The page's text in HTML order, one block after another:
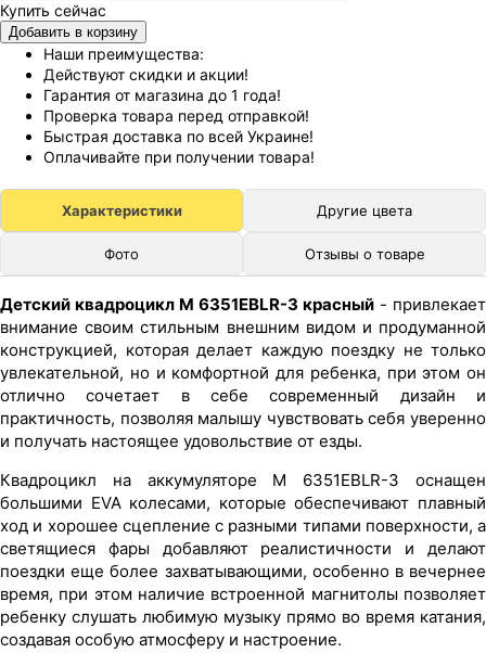
Добавить в корзину
Наши преимущества:
Действуют скидки и акции!
Гарантия от магазина до 1 года!
Проверка товара перед отправкой!
Быстрая доставка по всей Украине!
Оплачивайте при получении товара!
Характеристики Другие цвета
Фото Отзывы о товаре
Детский квадроцикл M 6351EBLR-3 красный - привлекает
внимание своим стильным внешним видом и продуманной
конструкцией, которая делает каждую поездку не только
увлекательной, но и комфортной для ребенка, при этом он
отлично сочетает в себе современный дизайн и
практичность, позволяя малышу чувствовать себя уверенно
и получать настоящее удовольствие от езды.
Квадроцикл на аккумуляторе M 6351EBLR-3 оснащен
большими EVA колесами, которые обеспечивают плавный
ход и хорошее сцепление с разными типами поверхности, а
светящиеся фары добавляют реалистичности и делают
поездки еще более захватывающими, особенно в вечернее
время, при этом наличие встроенной магнитолы позволяет
ребенку слушать любимую музыку прямо во время катания,
создавая особую атмосферу и настроение.